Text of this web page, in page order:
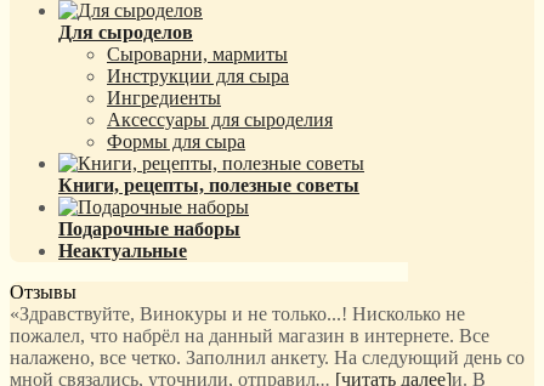
Для сыроделов
Сыроварни, мармиты
Инструкции для сыра
Ингредиенты
Аксессуары для сыроделия
Формы для сыра
Книги, рецепты, полезные советы
Подарочные наборы
Неактуальные
Отзывы
«Здравствуйте, Винокуры и не только...! Нисколько не
пожалел, что набрёл на данный магазин в интернете. Все
налажено, все четко. Заполнил анкету. На следующий день со
мной связались, уточнили, отправил... [читать далее]и. В